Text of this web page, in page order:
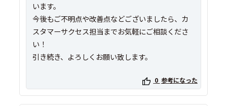
います。
今後もご不明点や改善点などございましたら、カ
スタマーサクセス担当までお気軽にご相談くださ
い！
引き続き、よろしくお願い致します。
0 参考になった